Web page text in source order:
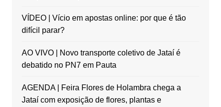
VÍDEO | Vício em apostas online: por que é tão
difícil parar?
AO VIVO | Novo transporte coletivo de Jataí é
debatido no PN7 em Pauta
AGENDA | Feira Flores de Holambra chega a
Jataí com exposição de flores, plantas e